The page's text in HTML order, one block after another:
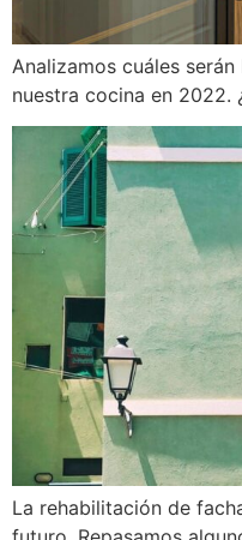
Analizamos cuáles
nuestra cocina en 2022.
La rehabilitación de